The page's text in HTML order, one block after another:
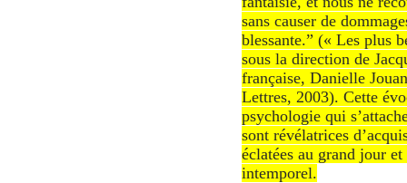
sans causer de
blessante.” (« Les plus
sous la direction de
française, Danielle
Lettres, 2003). Cette
psychologie qui
sont révélatrices
éclatées au grand jour
intemporel.